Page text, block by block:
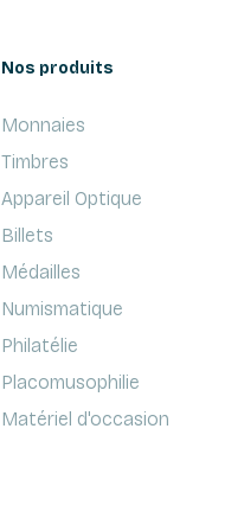
Nos produits
Monnaies
Timbres
Appareil Optique
Billets
Médailles
Numismatique
Philatélie
Placomusophilie
Matériel d'occasion